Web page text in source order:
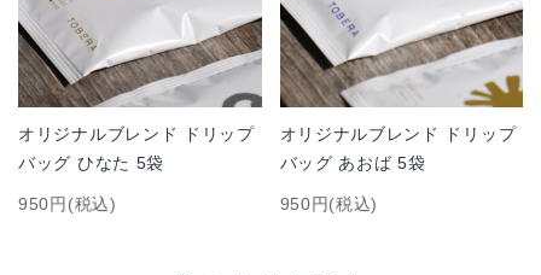
オリジナルブレンド ドリップ
バッグ ひなた 5袋
950円(税込)
オリジナルブレンド ドリップ
バッグ あおば 5袋
950円(税込)